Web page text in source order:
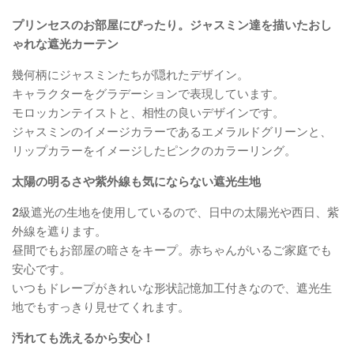
プリンセスのお部屋にぴったり。ジャスミン達を描いたおし
ゃれな遮光カーテン
幾何柄にジャスミンたちが隠れたデザイン。
キャラクターをグラデーションで表現しています。
モロッカンテイストと、相性の良いデザインです。
ジャスミンのイメージカラーであるエメラルドグリーンと、
リップカラーをイメージしたピンクのカラーリング。
太陽の明るさや紫外線も気にならない遮光生地
2級遮光の生地を使用しているので、日中の太陽光や西日、紫
外線を遮ります。
昼間でもお部屋の暗さをキープ。赤ちゃんがいるご家庭でも
安心です。
いつもドレープがきれいな形状記憶加工付きなので、遮光生
地でもすっきり見せてくれます。
汚れても洗えるから安心！